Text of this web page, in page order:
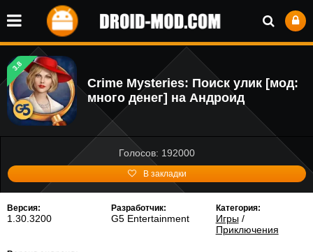
3.8
Crime Mysteries: Поиск улик [мод:
много денег] на Андроид
Голосов: 192000
В закладки
Версия:
1.30.3200
Разработчик:
G5 Entertainment
Категория:
Игры/
Приключения